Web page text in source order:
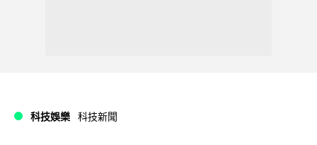
科技娛樂 科技新聞